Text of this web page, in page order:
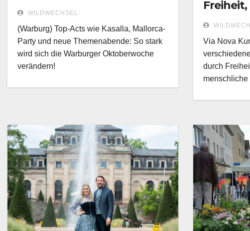
Weinabend!
WILDWECHSEL
(Warburg) Top-Acts wie Kasalla, Mallorca-
Party und neue Themenabende: So stark
wird sich die Warburger Oktoberwoche
verändern!
Via Nova
durch
menschliche